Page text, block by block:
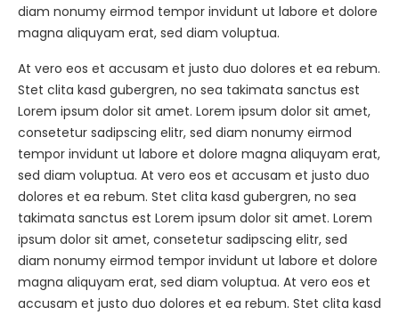
diam nonumy eirmod tempor invidunt ut labore et dolore
magna aliquyam erat, sed diam voluptua.
At vero eos et accusam et justo duo dolores et ea rebum.
Stet clita kasd gubergren, no sea takimata sanctus est
Lorem ipsum dolor sit amet. Lorem ipsum dolor sit amet,
consetetur sadipscing elitr, sed diam nonumy eirmod
tempor invidunt ut labore et dolore magna aliquyam erat,
sed diam voluptua. At vero eos et accusam et justo duo
dolores et ea rebum. Stet clita kasd gubergren, no sea
takimata sanctus est Lorem ipsum dolor sit amet. Lorem
ipsum dolor sit amet, consetetur sadipscing elitr, sed
diam nonumy eirmod tempor invidunt ut labore et dolore
magna aliquyam erat, sed diam voluptua. At vero eos et
accusam et justo duo dolores et ea rebum. Stet clita kasd